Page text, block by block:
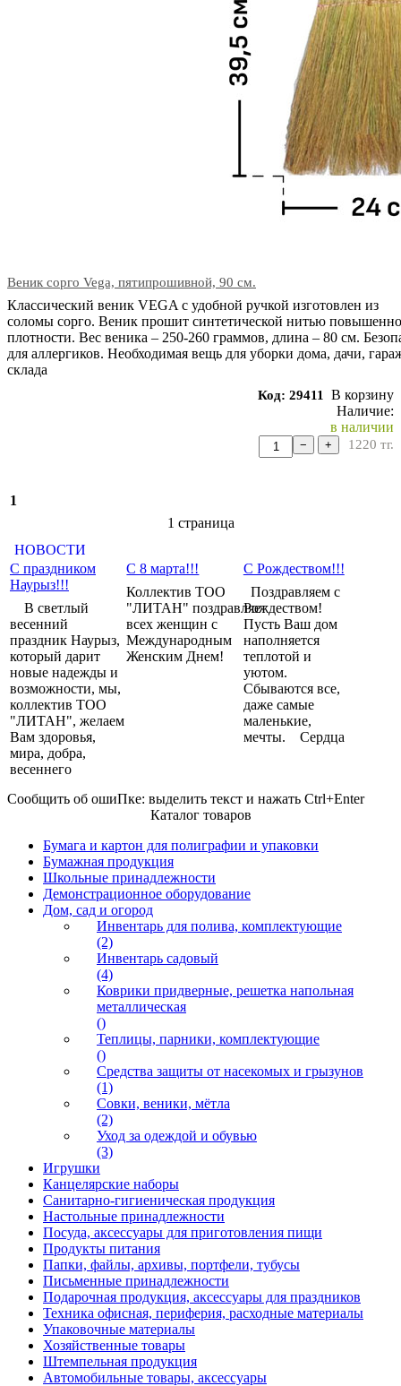
Веник сорго Vega, пятипрошивной, 90 см.
Классический веник VEGA с удобной ручкой изготовлен из
соломы сорго. Веник прошит синтетической нитью
плотности. Вес веника – 250-260 граммов, длина – 80 см.
для аллергиков. Необходимая вещь для уборки дома, дачи,
склада
Код: 29411
В корзину
Наличие:
в наличии
1220 тг.
− +
1
1 cтраница
НОВОСТИ
С праздником
Наурыз!!!
В светлый
весенний
праздник Наурыз,
который дарит
новые надежды и
возможности, мы,
коллектив ТОО
"ЛИТАН", желаем
Вам здоровья,
мира, добра,
весеннего
С 8 марта!!!
Коллектив ТОО
"ЛИТАН" поздравляет
всех женщин с
Международным
Женским Днем!
С Рождеством!!!
Поздравляем с
Рождеством!
Пусть Ваш дом
наполняется
теплотой и
уютом.
Сбываются все,
даже самые
маленькие,
мечты. Сердца
Сообщить об ошиПке: выделить текст и нажать Ctrl+Enter
Каталог товаров
Бумага и картон для полиграфии и упаковки
Бумажная продукция
Школьные принадлежности
Демонстрационное оборудование
Дом, сад и огород
Инвентарь для полива, комплектующие
(2)
Инвентарь садовый
(4)
Коврики придверные, решетка напольная
металлическая
()
Теплицы, парники, комплектующие
()
Средства защиты от насекомых и грызунов
(1)
Совки, веники, мётла
(2)
Уход за одеждой и обувью
(3)
Игрушки
Канцелярские наборы
Санитарно-гигиеническая продукция
Настольные принадлежности
Посуда, аксессуары для приготовления пищи
Продукты питания
Папки, файлы, архивы, портфели, тубусы
Письменные принадлежности
Подарочная продукция, аксессуары для праздников
Техника офисная, периферия, расходные материалы
Упаковочные материалы
Хозяйственные товары
Штемпельная продукция
Автомобильные товары, аксессуары